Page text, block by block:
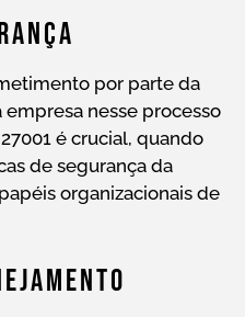
por parte da
nesse processo
é crucial, quando
de segurança da
organizacionais de